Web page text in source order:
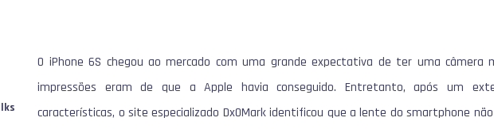
O iPhone 6S chegou ao mercado com uma grande expectativa de ter uma câmera
impressões eram de que aApple havia conseguido. Entretanto, após um
características, o site especializado DxOMark identificou que a lente do smartphone